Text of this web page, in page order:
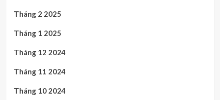
Tháng 2 2025
Tháng 1 2025
Tháng 12 2024
Tháng 11 2024
Tháng 10 2024